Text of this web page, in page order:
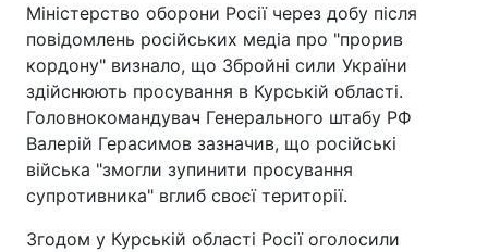
Міністерство оборони Росії через добу після
повідомлень російських медіа про "прорив
кордону" визнало, що Збройні сили України
здійснюють просування в Курській області.
Головнокомандувач Генерального штабу РФ
Валерій Герасимов зазначив, що російські
війська "змогли зупинити просування
супротивника" вглиб своєї території.
Згодом у Курській області Росії оголосили